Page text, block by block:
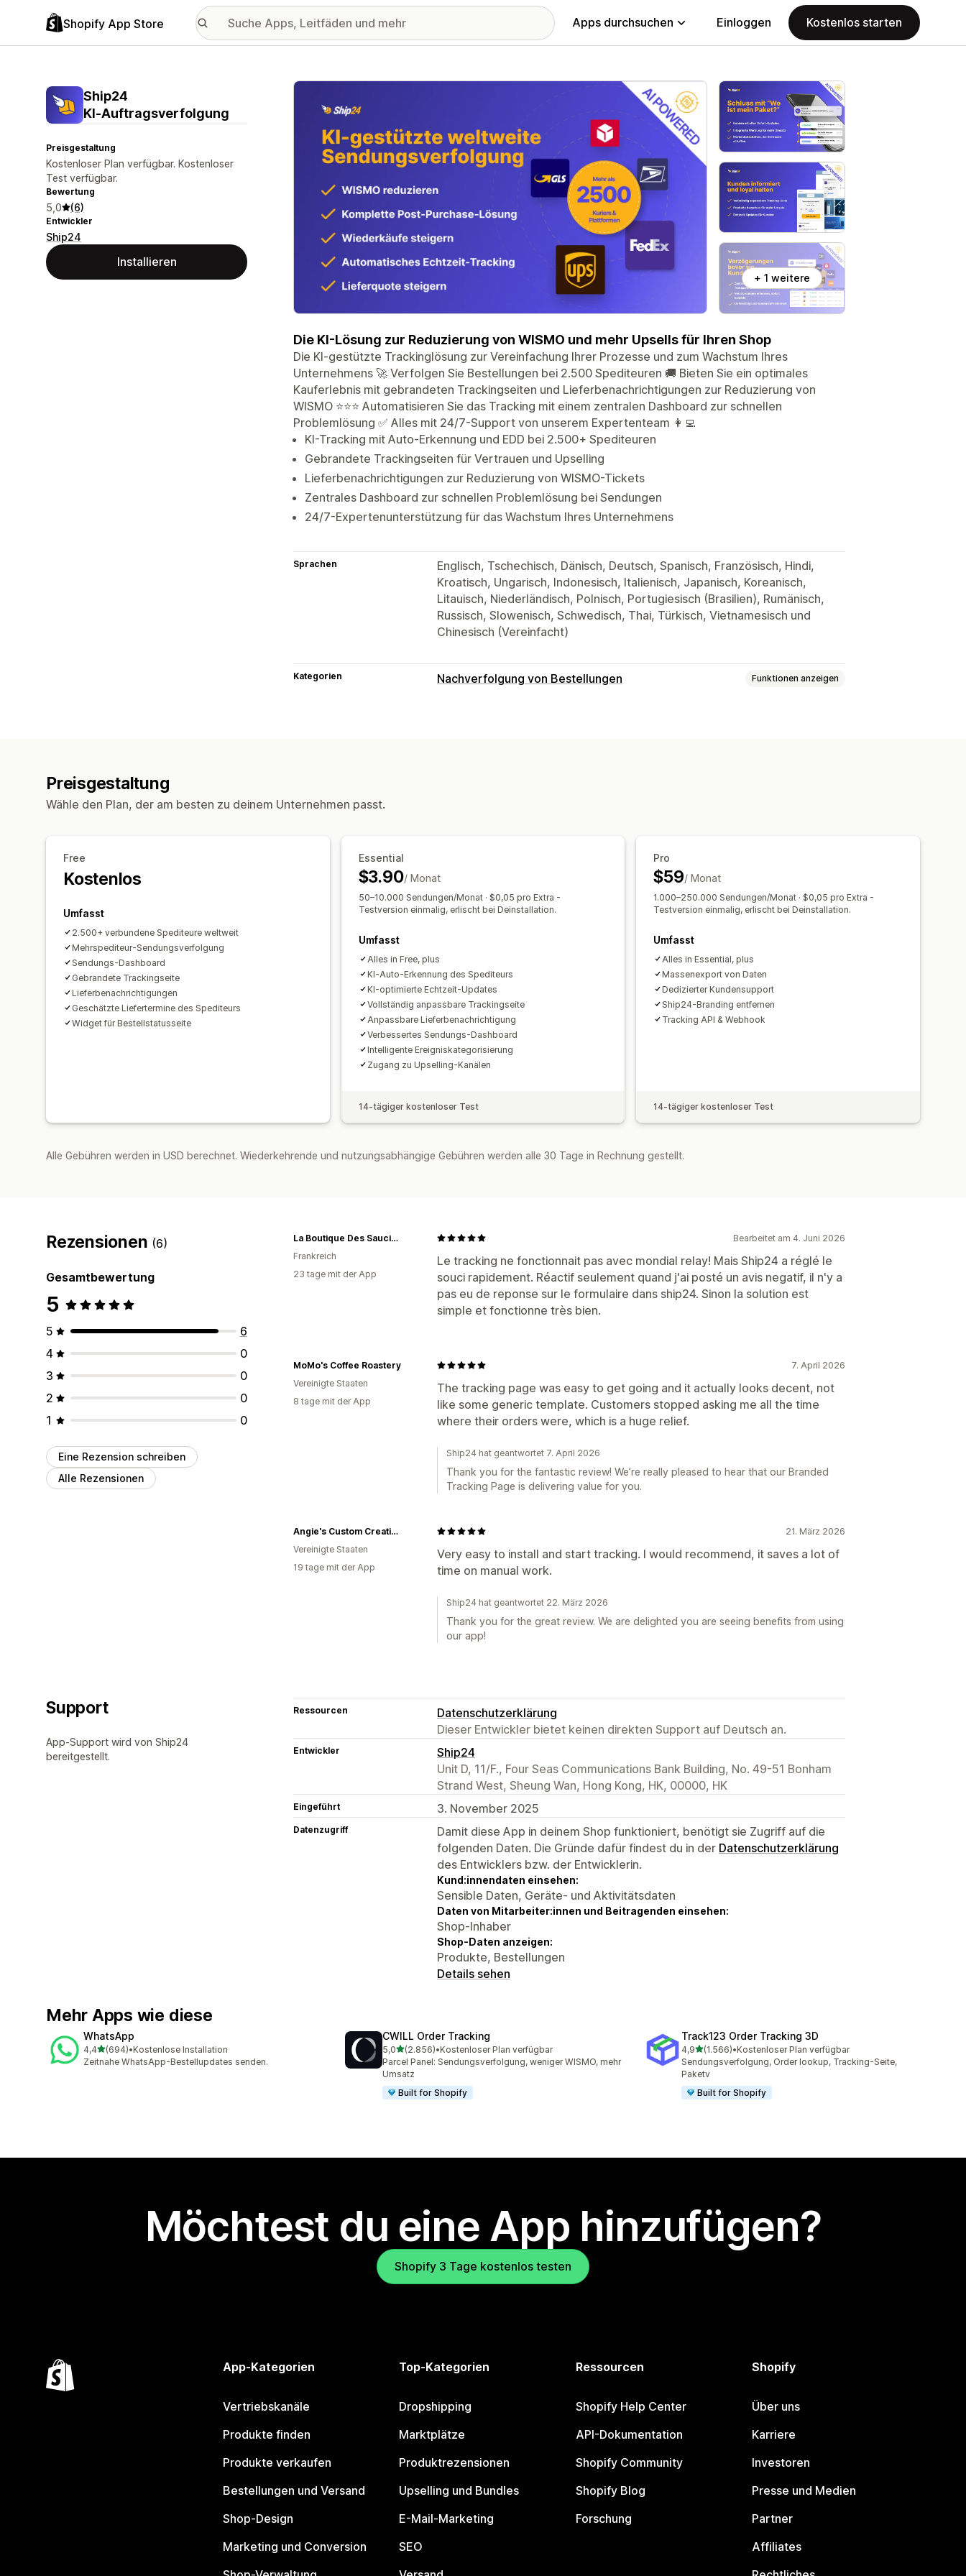
Shopify App Store Apps durchsuchen Einloggen Kostenlos starten
Ship24
KI‑Auftragsverfolgung
Preisgestaltung
Kostenloser Plan verfügbar. Kostenloser
Test verfügbar.
Bewertung
5,0 (6)
Entwickler
Ship24
Installieren
Vorgestellte Bildergalerie
+ 1 weitere
Die KI-Lösung zur Reduzierung von WISMO und mehr Upsells für Ihren Shop
Die KI-gestützte Trackinglösung zur Vereinfachung Ihrer Prozesse und zum Wachstum Ihres
Unternehmens 🚀 Verfolgen Sie Bestellungen bei 2.500 Spediteuren 🚚 Bieten Sie ein optimales
Kauferlebnis mit gebrandeten Trackingseiten und Lieferbenachrichtigungen zur Reduzierung von
WISMO ⭐️⭐️⭐️ Automatisieren Sie das Tracking mit einem zentralen Dashboard zur schnellen
Problemlösung ✅ Alles mit 24/7-Support von unserem Expertenteam 👩‍💻
KI-Tracking mit Auto-Erkennung und EDD bei 2.500+ Spediteuren
Gebrandete Trackingseiten für Vertrauen und Upselling
Lieferbenachrichtigungen zur Reduzierung von WISMO-Tickets
Zentrales Dashboard zur schnellen Problemlösung bei Sendungen
24/7-Expertenunterstützung für das Wachstum Ihres Unternehmens
Sprachen
Englisch, Tschechisch, Dänisch, Deutsch, Spanisch, Französisch, Hindi,
Kroatisch, Ungarisch, Indonesisch, Italienisch, Japanisch, Koreanisch,
Litauisch, Niederländisch, Polnisch, Portugiesisch (Brasilien), Rumänisch,
Russisch, Slowenisch, Schwedisch, Thai, Türkisch, Vietnamesisch und
Chinesisch (Vereinfacht)
Kategorien Nachverfolgung von Bestellungen Funktionen anzeigen
Preisgestaltung
Wähle den Plan, der am besten zu deinem Unternehmen passt.
Free
Kostenlos
Umfasst
2.500+ verbundene Spediteure weltweit
Mehrspediteur-Sendungsverfolgung
Sendungs-Dashboard
Gebrandete Trackingseite
Lieferbenachrichtigungen
Geschätzte Liefertermine des Spediteurs
Widget für Bestellstatusseite
Essential
$3.90/ Monat
50–10.000 Sendungen/Monat · $0,05 pro Extra -
Testversion einmalig, erlischt bei Deinstallation.
Umfasst
Alles in Free, plus
KI-Auto-Erkennung des Spediteurs
KI-optimierte Echtzeit-Updates
Vollständig anpassbare Trackingseite
Anpassbare Lieferbenachrichtigung
Verbessertes Sendungs-Dashboard
Intelligente Ereigniskategorisierung
Zugang zu Upselling-Kanälen
14-tägiger kostenloser Test
Pro
$59/ Monat
1.000–250.000 Sendungen/Monat · $0,05 pro Extra -
Testversion einmalig, erlischt bei Deinstallation.
Umfasst
Alles in Essential, plus
Massenexport von Daten
Dedizierter Kundensupport
Ship24-Branding entfernen
Tracking API & Webhook
14-tägiger kostenloser Test
Alle Gebühren werden in USD berechnet. Wiederkehrende und nutzungsabhängige Gebühren werden alle 30 Tage in Rechnung gestellt.
Rezensionen (6)
Gesamtbewertung
5
5
6
4
0
3
0
2
0
1
0
Eine Rezension schreiben
Alle Rezensionen
Bearbeitet am 4. Juni 2026
Le tracking ne fonctionnait pas avec mondial relay! Mais Ship24 a réglé le
souci rapidement. Réactif seulement quand j'ai posté un avis negatif, il n'y a
pas eu de reponse sur le formulaire dans ship24. Sinon la solution est
simple et fonctionne très bien.
La Boutique Des Saucissons
Frankreich
23 tage mit der App
7. April 2026
The tracking page was easy to get going and it actually looks decent, not
like some generic template. Customers stopped asking me all the time
where their orders were, which is a huge relief.
MoMo's Coffee Roastery
Vereinigte Staaten
8 tage mit der App
Ship24 hat geantwortet 7. April 2026
Thank you for the fantastic review! We’re really pleased to hear that our Branded
Tracking Page is delivering value for you.
21. März 2026
Very easy to install and start tracking. I would recommend, it saves a lot of
time on manual work.
Angie's Custom Creations
Vereinigte Staaten
19 tage mit der App
Ship24 hat geantwortet 22. März 2026
Thank you for the great review. We are delighted you are seeing benefits from using
our app!
Support
App-Support wird von Ship24
bereitgestellt.
Ressourcen
Datenschutzerklärung
Dieser Entwickler bietet keinen direkten Support auf Deutsch an.
Entwickler
Ship24
Unit D, 11/F., Four Seas Communications Bank Building, No. 49-51 Bonham
Strand West, Sheung Wan, Hong Kong, HK, 00000, HK
Eingeführt 3. November 2025
Datenzugriff
Damit diese App in deinem Shop funktioniert, benötigt sie Zugriff auf die
folgenden Daten. Die Gründe dafür findest du in der Datenschutzerklärung
des Entwicklers bzw. der Entwicklerin.
Kund:innendaten einsehen:
Sensible Daten, Geräte- und Aktivitätsdaten
Daten von Mitarbeiter:innen und Beitragenden einsehen:
Shop-Inhaber
Shop-Daten anzeigen:
Produkte, Bestellungen
Details sehen
Mehr Apps wie diese
WhatsApp
4,4von 5 Sternen
(694)
694 Rezensionen insgesamt
•Kostenlose Installation
Zeitnahe WhatsApp-Bestellupdates senden.
CWILL Order Tracking
5,0von 5 Sternen
(2.856)
2856 Rezensionen insgesamt
•Kostenloser Plan verfügbar
Parcel Panel: Sendungsverfolgung, weniger WISMO, mehr
Umsatz
Built for Shopify
Track123 Order Tracking 3D
4,9von 5 Sternen
(1.566)
1566 Rezensionen insgesamt
•Kostenloser Plan verfügbar
Sendungsverfolgung, Order lookup, Tracking-Seite,
Paketv
Built for Shopify
Möchtest du eine App hinzufügen?
Shopify 3 Tage kostenlos testen
App-Kategorien
Vertriebskanäle
Produkte finden
Produkte verkaufen
Bestellungen und Versand
Shop-Design
Marketing und Conversion
Top-Kategorien
Dropshipping
Marktplätze
Produktrezensionen
Upselling und Bundles
E-Mail-Marketing
SEO
Ressourcen
Shopify Help Center
API-Dokumentation
Shopify Community
Shopify Blog
Forschung
Shopify
Über uns
Karriere
Investoren
Presse und Medien
Partner
Affiliates